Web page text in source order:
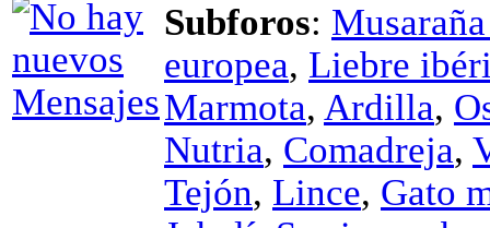
Subforos:
europea, Liebre
Marmota, Ardilla,
Nutria, Comadreja,
Tejón, Lince, Gato